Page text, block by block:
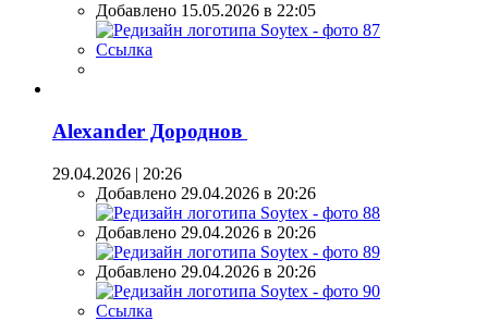
Добавлено 15.05.2026 в 22:05
Ссылка
Alexander Дороднов
29.04.2026 | 20:26
Добавлено 29.04.2026 в 20:26
Добавлено 29.04.2026 в 20:26
Добавлено 29.04.2026 в 20:26
Ссылка